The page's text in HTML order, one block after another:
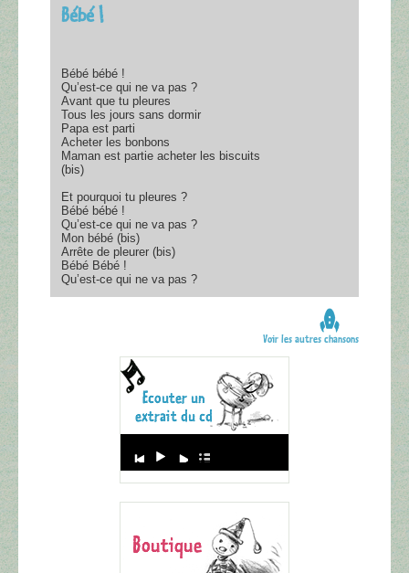
Bébé !
Bébé bébé !
Qu’est-ce qui ne va pas ?
Avant que tu pleures
Tous les jours sans dormir
Papa est parti
Acheter les bonbons
Maman est partie acheter les biscuits
(bis)
Et pourquoi tu pleures ?
Bébé bébé !
Qu’est-ce qui ne va pas ?
Mon bébé (bis)
Arrête de pleurer (bis)
Bébé Bébé !
Qu’est-ce qui ne va pas ?
Voir les autres chansons
Player